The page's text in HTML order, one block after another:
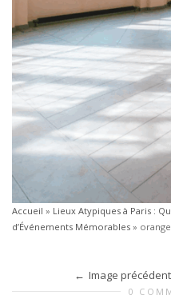
Accueil » Lieux Atypiques à Paris :
d’Événements Mémorables »
Image
0